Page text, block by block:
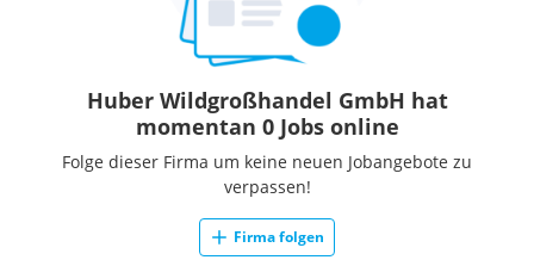
Huber Wildgroßhandel GmbH hat
momentan 0 Jobs online
Folge dieser Firma um keine neuen Jobangebote zu
verpassen!
Firma folgen